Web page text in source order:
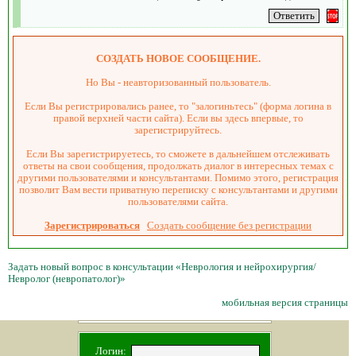
СОЗДАТЬ НОВОЕ СООБЩЕНИЕ.
Но Вы - неавторизованный пользователь.
Если Вы регистрировались ранее, то "залогиньтесь" (форма логина в
правой верхней части сайта). Если вы здесь впервые, то
зарегистрируйтесь.
Если Вы зарегистрируетесь, то сможете в дальнейшем отслеживать
ответы на свои сообщения, продолжать диалог в интересных темах с
другими пользователями и консультантами. Помимо этого, регистрация
позволит Вам вести приватную переписку с консультантами и другими
пользователями сайта.
Зарегистрироваться Создать сообщение без регистрации
Задать новый вопрос в консультации «Неврология и нейрохирургия/
Невролог (невропатолог)»
мобильная версия страницы
Логин: